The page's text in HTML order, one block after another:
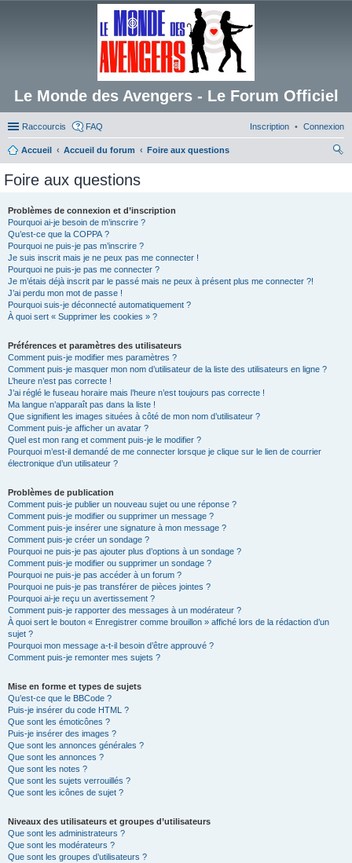
Le Monde des Avengers - Le Forum Officiel
Raccourcis FAQ Connexion
Inscription
Accueil Accueil du forum
Foire aux questions
Foire aux questions
Problèmes de connexion et d’inscription
Pourquoi ai-je besoin de m’inscrire ?
Qu’est-ce que la COPPA ?
Pourquoi ne puis-je pas m’inscrire ?
Je suis inscrit mais je ne peux pas me connecter !
Pourquoi ne puis-je pas me connecter ?
Je m’étais déjà inscrit par le passé mais ne peux à présent plus me connecter ?!
J’ai perdu mon mot de passe !
Pourquoi suis-je déconnecté automatiquement ?
À quoi sert « Supprimer les cookies » ?
Préférences et paramètres des utilisateurs
Comment puis-je modifier mes paramètres ?
Comment puis-je masquer mon nom d’utilisateur de la liste des utilisateurs en ligne ?
L’heure n’est pas correcte !
J’ai réglé le fuseau horaire mais l’heure n’est toujours pas correcte !
Ma langue n’apparaît pas dans la liste !
Que signifient les images situées à côté de mon nom d’utilisateur ?
Comment puis-je afficher un avatar ?
Quel est mon rang et comment puis-je le modifier ?
Pourquoi m’est-il demandé de me connecter lorsque je clique sur le lien de courrier
électronique d’un utilisateur ?
Problèmes de publication
Comment puis-je publier un nouveau sujet ou une réponse ?
Comment puis-je modifier ou supprimer un message ?
Comment puis-je insérer une signature à mon message ?
Comment puis-je créer un sondage ?
Pourquoi ne puis-je pas ajouter plus d’options à un sondage ?
Comment puis-je modifier ou supprimer un sondage ?
Pourquoi ne puis-je pas accéder à un forum ?
Pourquoi ne puis-je pas transférer de pièces jointes ?
Pourquoi ai-je reçu un avertissement ?
Comment puis-je rapporter des messages à un modérateur ?
À quoi sert le bouton « Enregistrer comme brouillon » affiché lors de la rédaction d’un
sujet ?
Pourquoi mon message a-t-il besoin d’être approuvé ?
Comment puis-je remonter mes sujets ?
Mise en forme et types de sujets
Qu’est-ce que le BBCode ?
Puis-je insérer du code HTML ?
Que sont les émoticônes ?
Puis-je insérer des images ?
Que sont les annonces générales ?
Que sont les annonces ?
Que sont les notes ?
Que sont les sujets verrouillés ?
Que sont les icônes de sujet ?
Niveaux des utilisateurs et groupes d’utilisateurs
Que sont les administrateurs ?
Que sont les modérateurs ?
Que sont les groupes d’utilisateurs ?